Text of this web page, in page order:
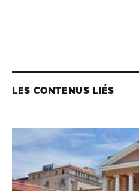
LES CONTENUS LIÉS